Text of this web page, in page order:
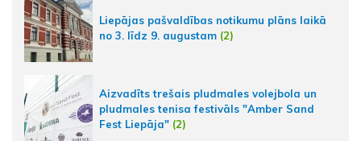
Liepājas pašvaldības notikumu plāns laikā
no 3. līdz 9. augustam (2)
Aizvadīts trešais pludmales volejbola un
pludmales tenisa festivāls "Amber Sand
Fest Liepāja" (2)